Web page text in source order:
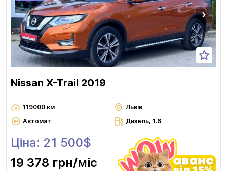
Nissan X-Trail 2019
119000 км
Львів
Автомат
Дизель, 1.6
Ціна: 21 500$
19 378 грн/міс